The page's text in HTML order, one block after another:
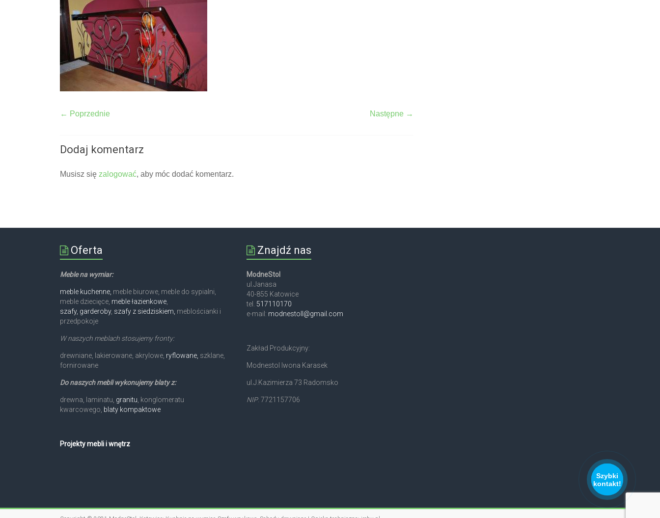
← Poprzednie Następne →
Dodaj komentarz
Musisz się zalogować, aby móc dodać komentarz.
Oferta
Meble na wymiar:
meble kuchenne, meble biurowe, meble do sypialni,
meble dziecięce, meble łazienkowe
szafy, garderoby, szafy z siedziskiem, meblościanki i
przedpokoje
W naszych meblach stosujemy fronty:
drewniane, lakierowane, akrylowe, ryflowane, szklane,
fornirowane
Do naszych mebli wykonujemy blaty z:
drewna, laminatu, granitu , konglomeratu
kwarcowego, blaty kompaktowe
Projekty mebli i wnętrz
Znajdź nas
ModneStol
ul.Janasa
40-855 Katowice
tel. 517110170
e-mail: modnestoll@gmail.com
Zakład Produkcyjny:
Modnestol Iwona Karasek
ul.J.Kazimierza 73 Radomsko
NIP. 7721157706
Szybki
kontakt!